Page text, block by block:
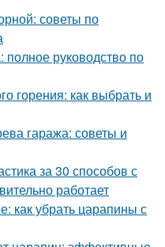
советы по
полное руководство по
горения: как выбрать и
гаража: советы и
за 30 способов с
работает
как убрать царапины с